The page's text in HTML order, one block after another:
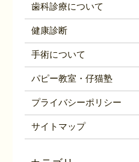
歯科診療について
健康診断
手術について
パピー教室・仔猫塾
プライバシーポリシー
サイトマップ